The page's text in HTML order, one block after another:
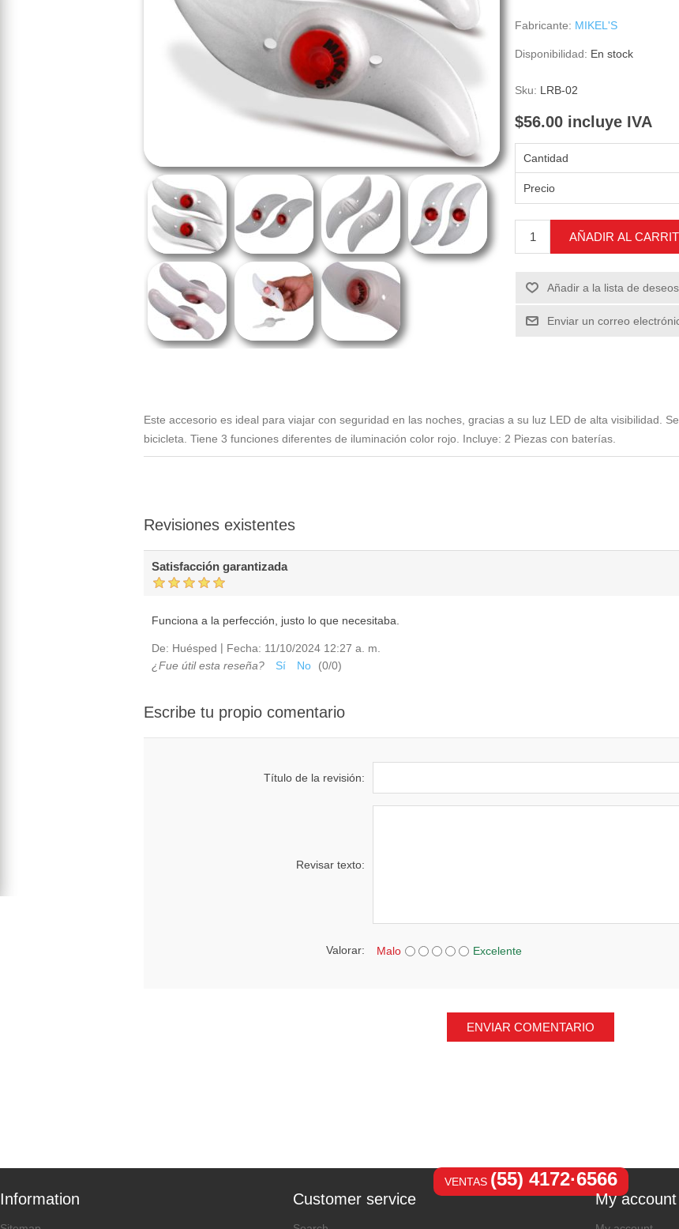
Fabricante: MIKEL'S
Disponibilidad: En stock
Sku: LRB-02
$56.00 incluye IVA
Cantidad
Precio
AÑADIR AL
Añadir a la lista de deseos
Enviar un correo
Este accesorio es ideal para viajar con seguridad en las noches, gracias a su luz LED de alta visibilidad.
bicicleta. Tiene 3 funciones diferentes de iluminación color rojo. Incluye: 2 Piezas con baterías.
Revisiones existentes
Satisfacción garantizada
Funciona a la perfección, justo lo que necesitaba.
De: Huésped | Fecha: 11/10/2024 12:27 a. m.
¿Fue útil esta reseña?
Sí No (0/0)
Escribe tu propio comentario
Título de la revisión:
Revisar texto:
Valorar: Malo Excelente
ENVIAR COMENTARIO
VENTAS (55) 4172·6566
Information Customer service My account